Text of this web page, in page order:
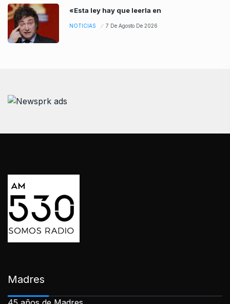
«Esta ley hay que leerla en
NOTICIAS 7 De Agosto De 2026
Madres